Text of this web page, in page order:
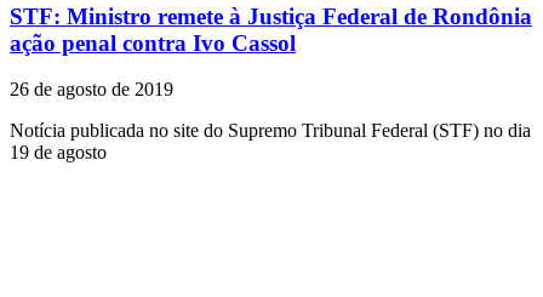
STF: Ministro remete à Justiça Federal de Rondônia
ação penal contra Ivo Cassol
26 de agosto de 2019
Notícia publicada no site do Supremo Tribunal Federal (STF) no dia
19 de agosto